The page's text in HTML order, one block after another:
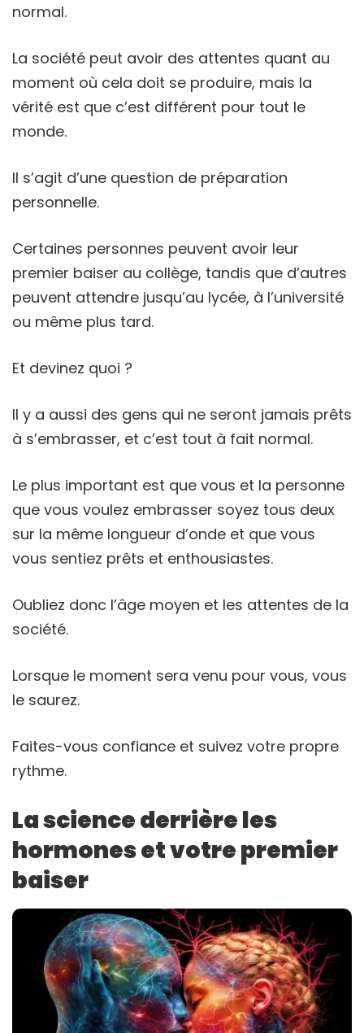
normal.
La société peut avoir des attentes quant au
moment où cela doit se produire, mais la
vérité est que c’est différent pour tout le
monde.
Il s’agit d’une question de préparation
personnelle.
Certaines personnes peuvent avoir leur
premier baiser au collège, tandis que d’autres
peuvent attendre jusqu’au lycée, à l’université
ou même plus tard.
Et devinez quoi ?
Il y a aussi des gens qui ne seront jamais prêts
à s’embrasser, et c’est tout à fait normal.
Le plus important est que vous et la personne
que vous voulez embrasser soyez tous deux
sur la même longueur d’onde et que vous
vous sentiez prêts et enthousiastes.
Oubliez donc l’âge moyen et les attentes de la
société.
Lorsque le moment sera venu pour vous, vous
le saurez.
Faites-vous confiance et suivez votre propre
rythme.
La science derrière les
hormones et votre premier
baiser